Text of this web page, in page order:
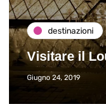
destinazioni
Visitare il
Giugno 24, 2019